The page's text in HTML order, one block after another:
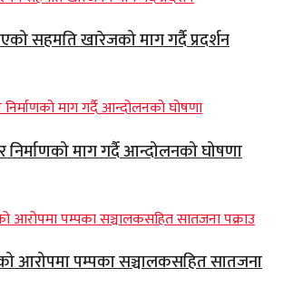
सहमति खारेजको माग गर्दै प्रदर्शन
निर्माणको माग गर्दै आन्दोलनको घोषणा
आरोपमा पम्पका सञ्चालकसहित सातजना